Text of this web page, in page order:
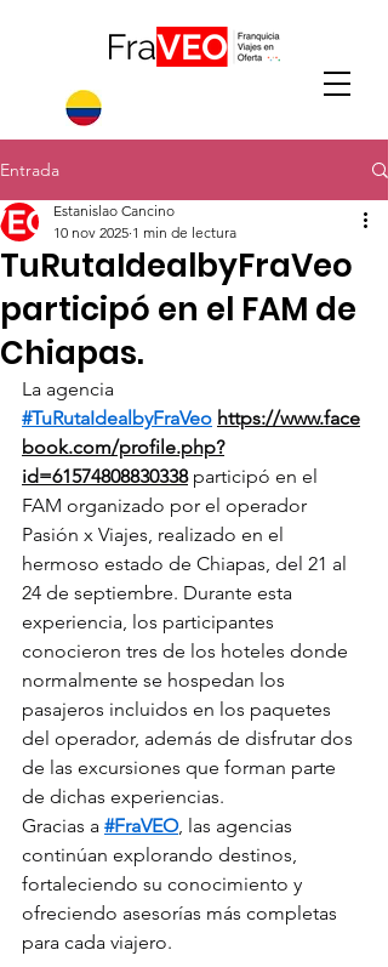
Entrada
TuRutaIdealbyFraVeo
participó en el FAM de
Chiapas.
Estanislao Cancino
10 nov 2025 1 min de lectura
La agencia
#TuRutaIdealbyFraVeo https://www.face
book.com/profile.php?
id=61574808830338 participó en el
FAM organizado por el operador
Pasión x Viajes, realizado en el
hermoso estado de Chiapas, del 21 al
24 de septiembre. Durante esta
experiencia, los participantes
conocieron tres de los hoteles donde
normalmente se hospedan los
pasajeros incluidos en los paquetes
del operador, además de disfrutar dos
de las excursiones que forman parte
de dichas experiencias.
Gracias a #FraVEO, las agencias
continúan explorando destinos,
fortaleciendo su conocimiento y
ofreciendo asesorías más completas
para cada viajero.